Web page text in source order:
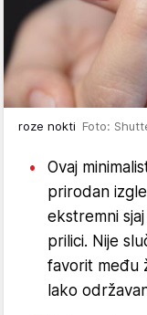
roze nokti Foto:
Ovaj
prirodan
ekstremni
prilici. Nije
favorit među
lako